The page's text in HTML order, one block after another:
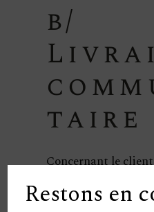
b/
taire
Concernant le
mentionné dans la
Restons en